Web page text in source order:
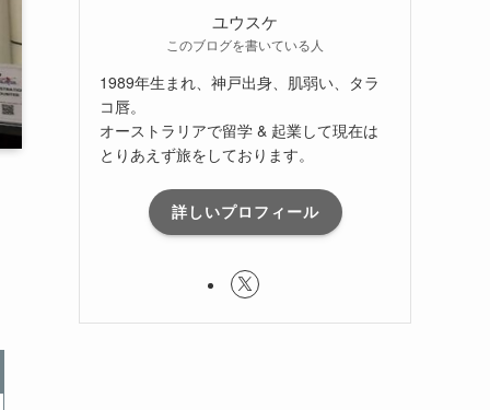
ユウスケ
このブログを書いている人
1989年生まれ、神戸出身、肌弱い、タラ
コ唇。
オーストラリアで留学 & 起業して現在は
とりあえず旅をしております。
詳しいプロフィール